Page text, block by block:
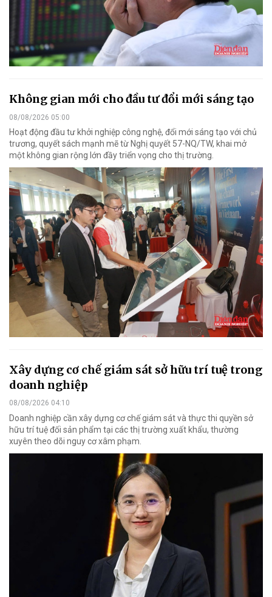
Không gian mới cho đầu tư đổi mới sáng tạo
08/08/2026 05:00
Hoạt động đầu tư khởi nghiệp công nghệ, đổi mới sáng tạo với chủ
trương, quyết sách mạnh mẽ từ Nghị quyết 57-NQ/TW, khai mở
một không gian rộng lớn đầy triển vọng cho thị trường.
Xây dựng cơ chế giám sát sở hữu trí tuệ trong
doanh nghiệp
08/08/2026 04:10
Doanh nghiệp cần xây dựng cơ chế giám sát và thực thi quyền sở
hữu trí tuệ đối sản phẩm tại các thị trường xuất khẩu, thường
xuyên theo dõi nguy cơ xâm phạm.